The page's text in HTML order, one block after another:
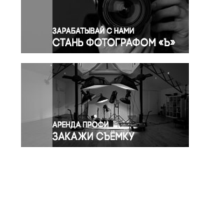
Правосудие
Происшествия и конфликты
Религия
Светская жизнь
Спорт
Экология
Экономика и бизнес